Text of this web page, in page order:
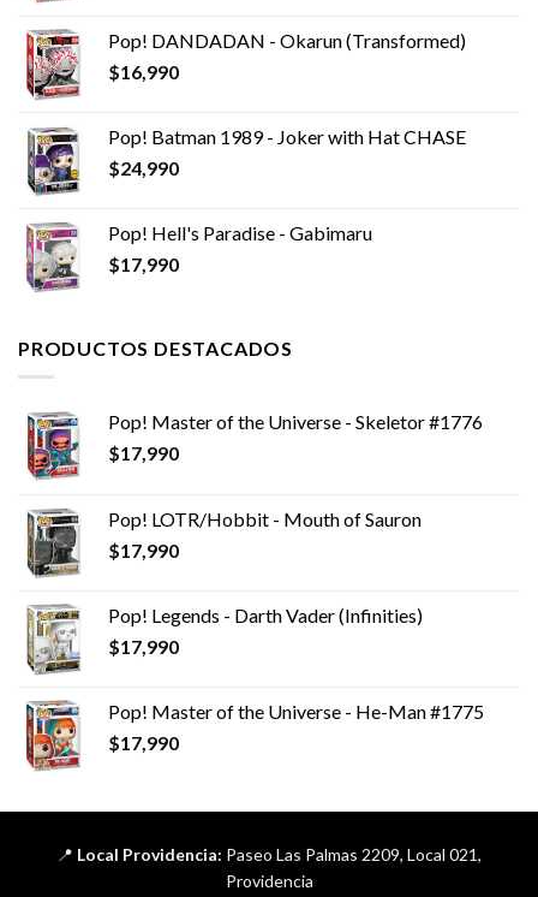
era:
es:
Pop! DANDADAN - Okarun (Transformed)
$16,990
Pop! Batman 1989 - Joker with Hat CHASE
$24,990
Pop! Hell's Paradise - Gabimaru
$17,990
PRODUCTOS DESTACADOS
Pop! Master of the Universe - Skeletor #1776
$17,990
Pop! LOTR/Hobbit - Mouth of Sauron
$17,990
Pop! Legends - Darth Vader (Infinities)
$17,990
Pop! Master of the Universe - He-Man #1775
$17,990
📍 Local Providencia: Paseo Las Palmas 2209, Local 021,
Providencia